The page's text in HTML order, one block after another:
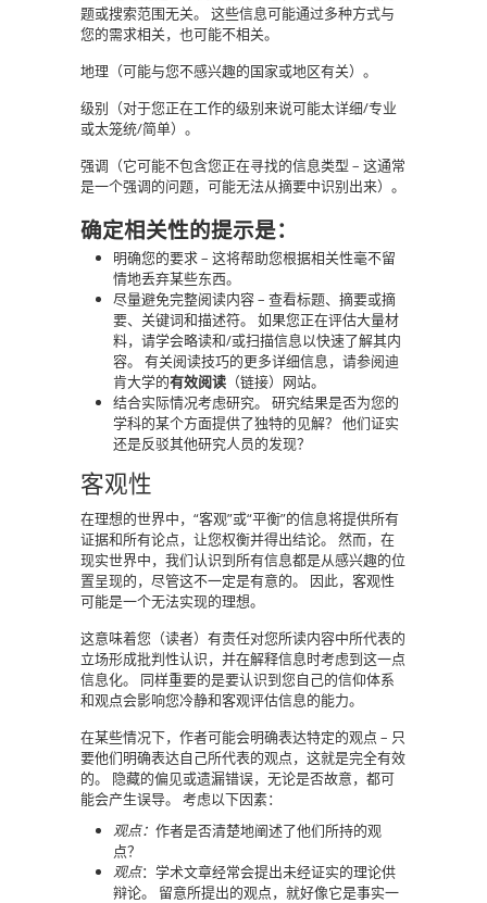
题或搜索范围无关。 这些信息可能通过多种方式与
您的需求相关，也可能不相关。
地理（可能与您不感兴趣的国家或地区有关）。
级别（对于您正在工作的级别来说可能太详细/专业
或太笼统/简单）。
强调（它可能不包含您正在寻找的信息类型 – 这通常
是一个强调的问题，可能无法从摘要中识别出来）。
确定相关性的提示是：
明确您的要求 – 这将帮助您根据相关性毫不留
情地丢弃某些东西。
尽量避免完整阅读内容 – 查看标题、摘要或摘
要、关键词和描述符。 如果您正在评估大量材
料，请学会略读和/或扫描信息以快速了解其内
容。 有关阅读技巧的更多详细信息，请参阅迪
肯大学的有效阅读 （链接）网站。
结合实际情况考虑研究。 研究结果是否为您的
学科的某个方面提供了独特的见解？ 他们证实
还是反驳其他研究人员的发现？
客观性
在理想的世界中，“客观”或“平衡”的信息将提供所有
证据和所有论点，让您权衡并得出结论。 然而，在
现实世界中，我们认识到所有信息都是从感兴趣的位
置呈现的，尽管这不一定是有意的。 因此，客观性
可能是一个无法实现的理想。
这意味着您（读者）有责任对您所读内容中所代表的
立场形成批判性认识，并在解释信息时考虑到这一点
信息化。 同样重要的是要认识到您自己的信仰体系
和观点会影响您冷静和客观评估信息的能力。
在某些情况下，作者可能会明确表达特定的观点 – 只
要他们明确表达自己所代表的观点，这就是完全有效
的。 隐藏的偏见或遗漏错误，无论是否故意，都可
能会产生误导。 考虑以下因素：
观点： 作者是否清楚地阐述了他们所持的观
点？
观点：学术文章经常会提出未经证实的理论供
辩论。 留意所提出的观点，就好像它是事实一